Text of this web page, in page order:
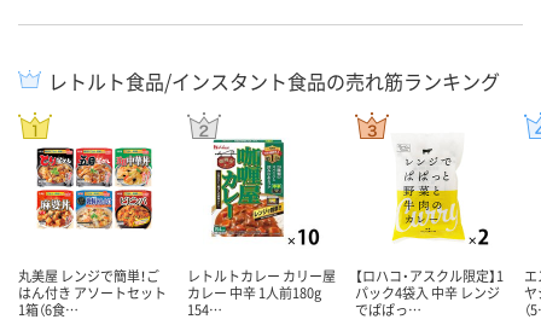
レトルト食品/インスタント食品の売れ筋ランキング
丸美屋 レンジで簡単！ご
はん付き アソートセット
1箱（6食…
レトルトカレー カリー屋
カレー 中辛 1人前180g
154…
【ロハコ・アスクル限定】1
パック4袋入 中辛 レンジ
でぱぱっ…
ヤ
（